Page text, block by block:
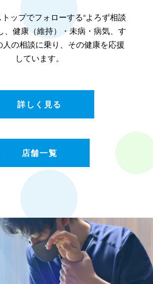
ップでフォローする“よろず相談
、健康（維持）・未病・病気、す
の相談に乗り、その健康を応援
しています。
詳しく見る
店舗一覧